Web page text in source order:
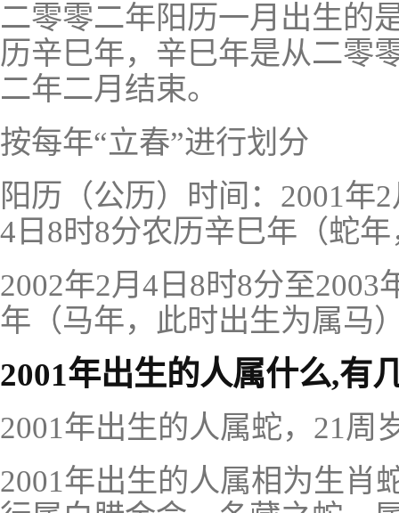
二零零二年阳历一月出生的
历辛巳年，辛巳年是从二零
二年二月结束。
按每年“立春”进行划分
阳历（公历）时间：2001年
4日8时8分农历辛巳年（蛇
2002年2月4日8时8分至2003
年（马年，此时出生为属马
2001年出生的人属什么,有
2001年出生的人属蛇，21周
2001年出生的人属相为生肖